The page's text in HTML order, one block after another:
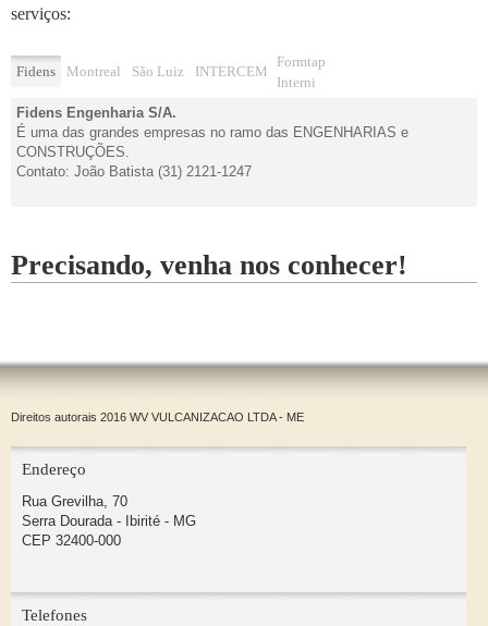
serviços:
Fidens Montreal São Luiz INTERCEMENT
Formtap
Interni
Fidens Engenharia S/A.
É uma das grandes empresas no ramo das ENGENHARIAS e
CONSTRUÇÕES.
Contato: João Batista (31) 2121-1247
Precisando, venha nos conhecer!
Direitos autorais 2016 WV VULCANIZACAO LTDA - ME
Endereço
Rua Grevilha, 70
Serra Dourada - Ibirité - MG
CEP 32400-000
Telefones